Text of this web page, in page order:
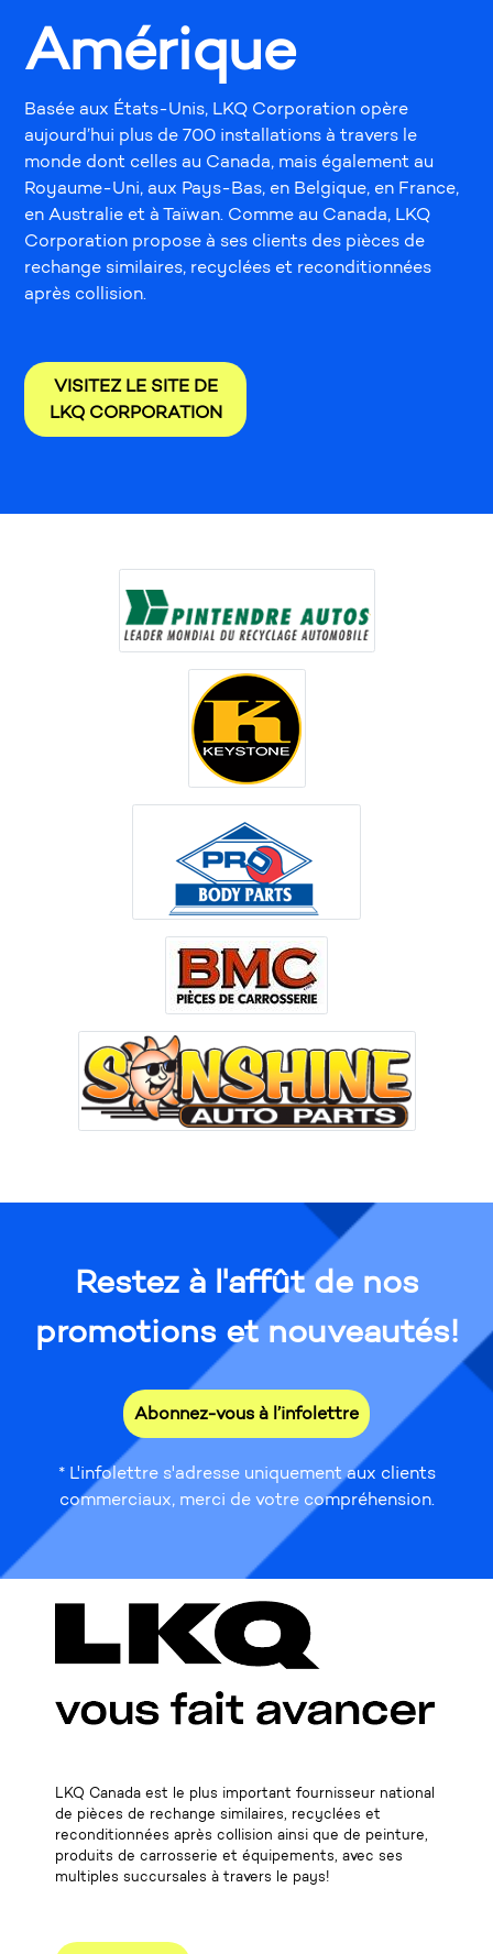
Amérique
Basée aux États-Unis, LKQ Corporation opère
aujourd’hui plus de 700 installations à travers le
monde dont celles au Canada, mais également au
Royaume-Uni, aux Pays-Bas, en Belgique, en France,
en Australie et à Taïwan. Comme au Canada, LKQ
Corporation propose à ses clients des pièces de
rechange similaires, recyclées et reconditionnées
après collision.
VISITEZ LE SITE DE
LKQ CORPORATION
Restez à l'affût de nos
promotions et nouveautés!
Abonnez-vous à l’infolettre
* L'infolettre s'adresse uniquement aux clients
commerciaux, merci de votre compréhension.
LKQ Canada est le plus important fournisseur national
de pièces de rechange similaires, recyclées et
reconditionnées après collision ainsi que de peinture,
produits de carrosserie et équipements, avec ses
multiples succursales à travers le pays!